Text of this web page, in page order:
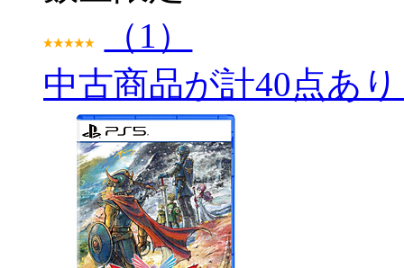
（1）
中古商品が計40点あ